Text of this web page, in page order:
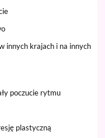
innych krajach i na innych
poczucie rytmu
plastyczną